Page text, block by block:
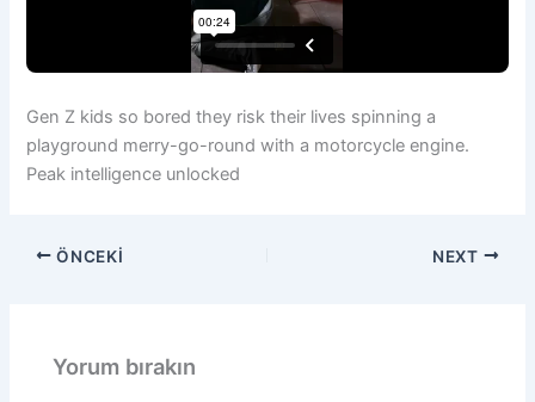
Gen Z kids so bored they risk their lives spinning a
playground merry-go-round with a motorcycle engine.
Peak intelligence unlocked
ÖNCEKI NEXT
Yorum bırakın